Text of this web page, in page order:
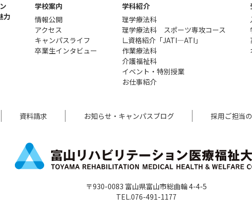
力
学校案内
情報公開
アクセス
キャンパスライフ
卒業生インタビュー
学科紹介
理学療法科
理学療法科 スポーツ専攻コース
資格紹介「JATI―ATI」
作業療法科
介護福祉科
イベント・特別授業
お仕事紹介
資料請求 お知らせ・キャンパスブログ 採用ご担当
〒930-0083 富山県富山市総曲輪 4-4-5
TEL.076-491-1177